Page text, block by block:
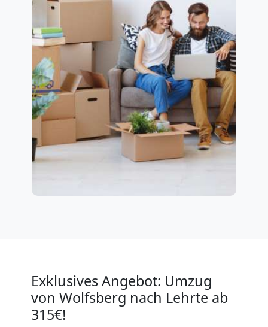
Exklusives Angebot: Umzug
von Wolfsberg nach Lehrte ab
315€!